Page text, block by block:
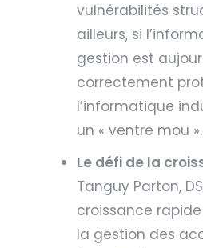
vulnérabilités
ailleurs, si
gestion est
correctement
l’informatique
un « ventre mou ».
Le défi de la
Tanguy Parton,
croissance
la gestion des